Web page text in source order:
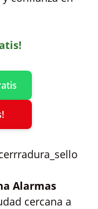
Alarmas
cercana a